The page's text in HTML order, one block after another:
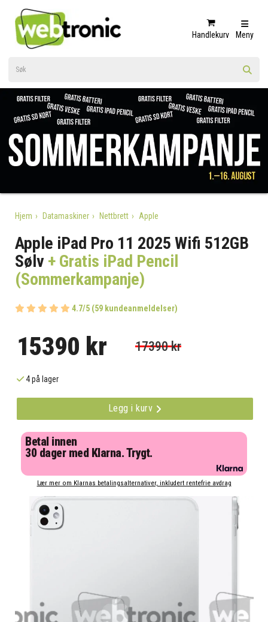
Handlekurv Meny
Hjem Datamaskiner Nettbrett Apple
Apple iPad Pro 11 2025 Wifi 512GB
Sølv+ Gratis iPad Pencil
(Sommerkampanje)
4.7/5 (59 kundeanmeldelser)
15390 kr 17390 kr
4 på lager
Legg i kurv
Betal innen
30 dager med Klarna. Trygt.
Lær mer om Klarnas betalingsalternativer, inkludert rentefrie avdrag